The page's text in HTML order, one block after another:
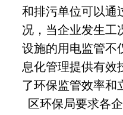
和排污单位可以通
况，当企业发生工
设施的用电监管不
息化管理提供有效
了环保监管效率和
区环保局要求各